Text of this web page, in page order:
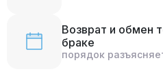
Возврат и обмен
браке
порядок